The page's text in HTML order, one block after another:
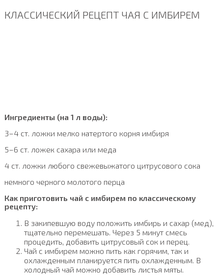
КЛАССИЧЕСКИЙ РЕЦЕПТ ЧАЯ С ИМБИРЕМ
Ингредиенты (на 1 л воды):
3–4 ст. ложки мелко натертого корня имбиря
5–6 ст. ложек сахара или меда
4 ст. ложки любого свежевыжатого цитрусового сока
немного черного молотого перца
Как приготовить чай с имбирем по классическому
рецепту:
В закипевшую воду положить имбирь и сахар (мед),
тщательно перемешать. Через 5 минут смесь
процедить, добавить цитрусовый сок и перец.
Чай с имбирем можно пить как горячим, так и
охлажденным планируется пить охлажденным. В
холодный чай можно добавить листья мяты.